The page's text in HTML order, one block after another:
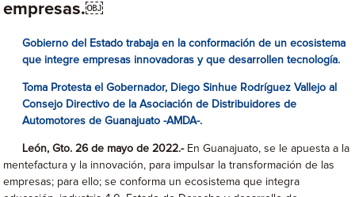
empresas.￼
Gobierno del Estado trabaja en la conformación de un ecosistema
que integre empresas innovadoras y que desarrollen tecnología.
Toma Protesta el Gobernador, Diego Sinhue Rodríguez Vallejo al
Consejo Directivo de la Asociación de Distribuidores de
Automotores de Guanajuato -AMDA-.
León, Gto. 26 de mayo de 2022.-En Guanajuato, se le apuesta a la
mentefactura y la innovación, para impulsar la transformación de las
empresas; para ello; se conforma un ecosistema que integra